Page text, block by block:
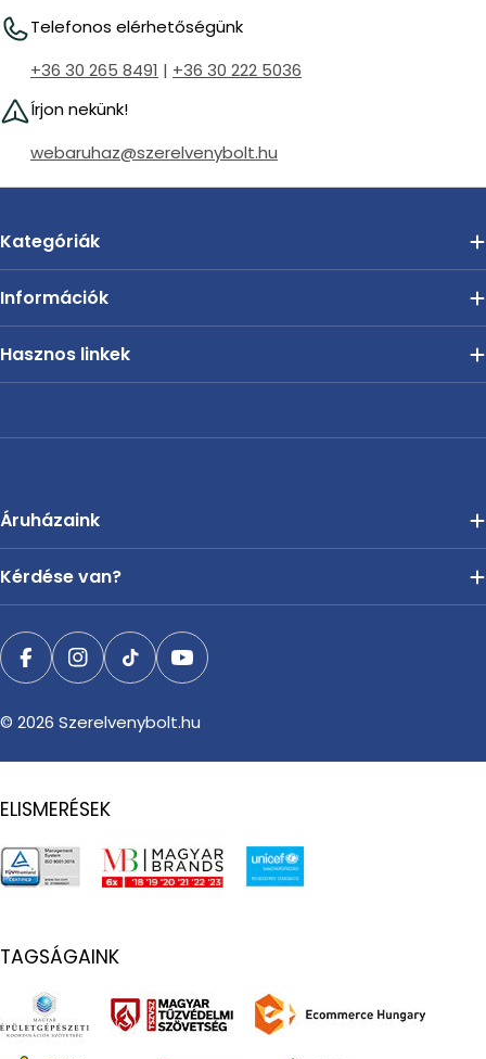
Telefonos elérhetőségünk
+36 30 265 8491 | +36 30 222 5036
Írjon nekünk!
webaruhaz@szerelvenybolt.hu
Kategóriák
Információk
Hasznos linkek
Áruházaink
Kérdése van?
FacebookInstagram
TikTokYouTube
© 2026 Szerelvenybolt.hu
ELISMERÉSEK
TAGSÁGAINK